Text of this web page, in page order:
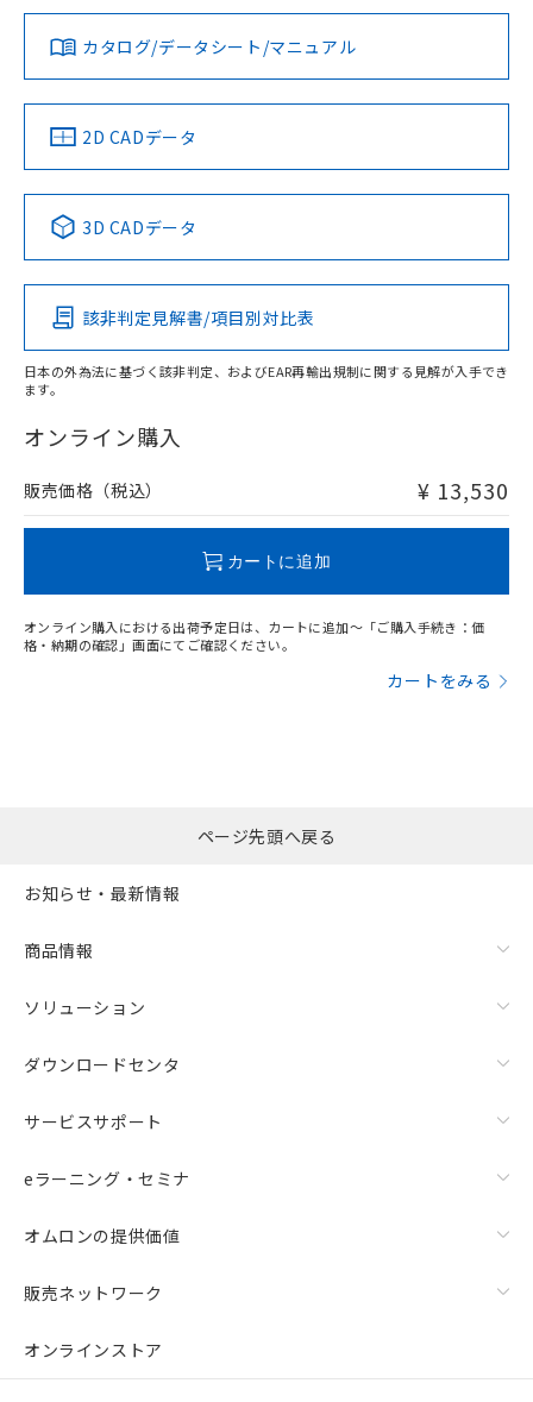
タイムチャート
上、n: 20mm以上
検出領域
ダウンロードデータをご利用いただく前に、以下を必ずお読
みください。
ソフトウェアの使用条件
対応済み
中国 RoHS 注意事項・凡例
Pb Hg Cd Cr(VI)
O
在庫等で未対応品が混在する可能性があります。
問い合わせください。
LR型式承認
（イギリス
船舶規格）
DNV型式承認
（ノルウェー
BV型式承認
（フランス
KR型式
（韓国
No No No No
この製品の規格認証/適合状況ページへ
その他の認証はこちらのページからご検索ください
カタログ/データシート/マニュアル
2D CADデータ
3D CADデータ
該非判定見解書/項目別対比表
日本の外為法に基づく該非判定、およびEAR再輸出規制に関する見解が入手でき
ます。
オンライン購入
販売価格（税込） ¥ 13,530
カートに追加
オンライン購入における出荷予定日は、カートに追加～「ご購入手続き：価
格・納期の確認」画面にてご確認ください。
カートをみる
ページ先頭へ戻る
お知らせ・最新情報
商品情報
ソリューション
ダウンロードセンタ
サービスサポート
eラーニング・セミナ
オムロンの提供価値
販売ネットワーク
オンラインストア